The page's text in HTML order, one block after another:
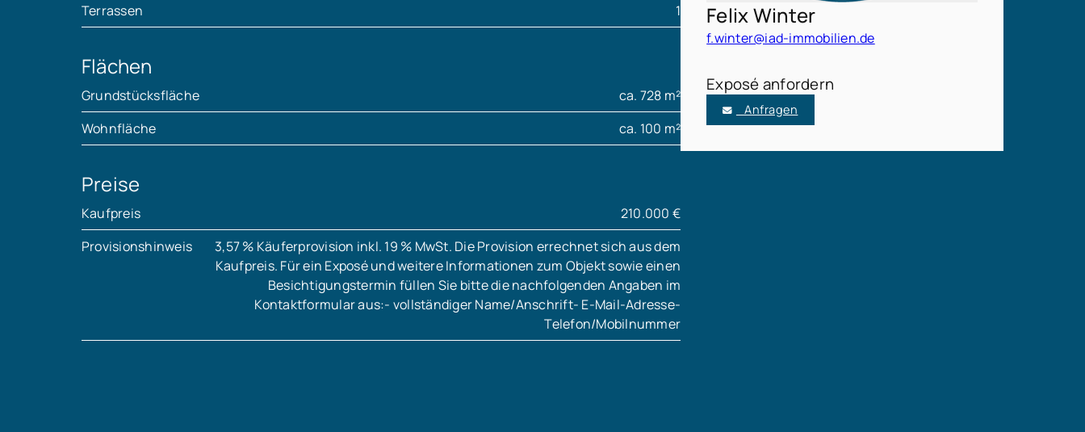
Terrassen
1
Flächen
Grundstücksfläche
ca. 728 m²
Wohnfläche
ca. 100 m²
Preise
Kaufpreis
210.000 €
Provisionshinweis
3,57 % Käuferprovision inkl. 19 % MwSt. Die Provision errechnet sich aus dem
Kaufpreis. Für ein Exposé und weitere Informationen zum Objekt sowie einen
Besichtigungstermin füllen Sie bitte die nachfolgenden Angaben im
Kontaktformular aus:- vollständiger Name/Anschrift- E-Mail-Adresse-
Telefon/Mobilnummer
Felix Winter
f.winter@iad-immobilien.de
Exposé anfordern
Anfragen